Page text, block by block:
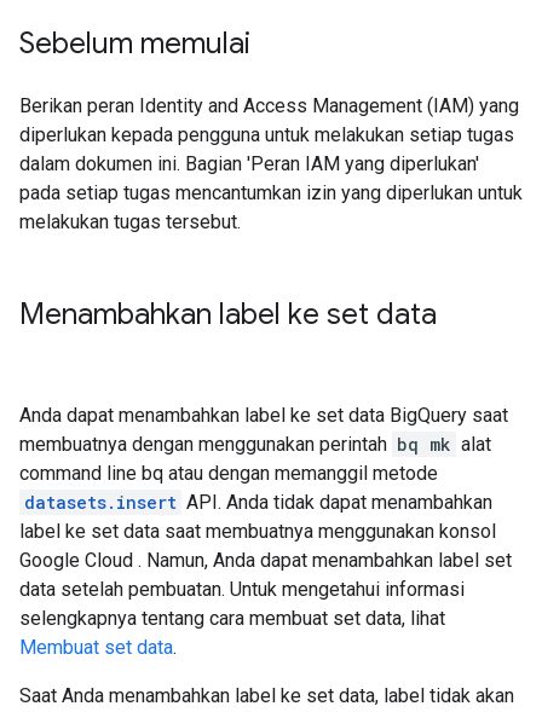
Sebelum memulai
Berikan peran Identity and Access Management (IAM) yang
diperlukan kepada pengguna untuk melakukan setiap tugas
dalam dokumen ini. Bagian 'Peran IAM yang diperlukan'
pada setiap tugas mencantumkan izin yang diperlukan untuk
melakukan tugas tersebut.
Menambahkan label ke set data
Anda dapat menambahkan label ke set data BigQuery saat
membuatnya dengan menggunakan perintah bq mk alat
command line bq atau dengan memanggil metode
datasets.insert API. Anda tidak dapat menambahkan
label ke set data saat membuatnya menggunakan konsol
Google Cloud . Namun, Anda dapat menambahkan label set
data setelah pembuatan. Untuk mengetahui informasi
selengkapnya tentang cara membuat set data, lihat
Membuat set data.
Saat Anda menambahkan label ke set data, label tidak akan